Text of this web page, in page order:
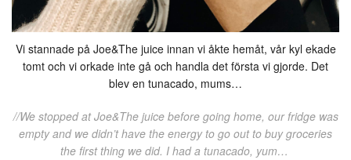
Vi stannade på Joe&The juice innan vi åkte hemåt, vår kyl ekade
tomt och vi orkade inte gå och handla det första vi gjorde. Det
blev en tunacado, mums…
//We stopped at Joe&The juice before going home, our fridge was
empty and we didn’t have the energy to go out to buy groceries
the first thing we did. I had a tunacado, yum…